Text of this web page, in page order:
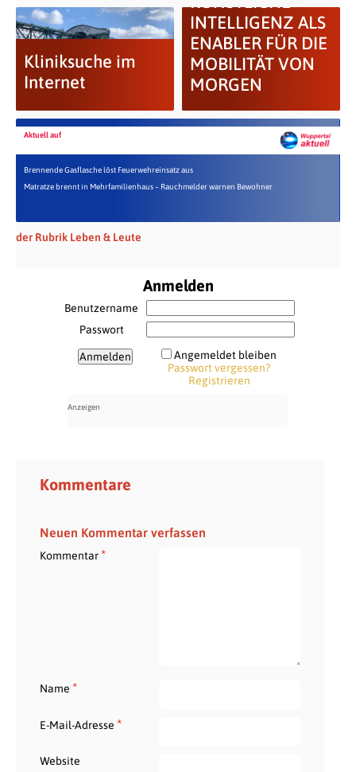
Kliniksuche im
Internet
INTELLIGENZ ALS
ENABLER FÜR DIE
MOBILITÄT VON
MORGEN
Aktuell auf
Brennende Gasflasche löst Feuerwehreinsatz aus
Matratze brennt in Mehrfamilienhaus – Rauchmelder warnen Bewohner
der Rubrik Leben & Leute
Anmelden
Benutzername
Passwort
Angemeldet bleiben
Passwort vergessen?
Registrieren
Kommentare
Neuen Kommentar verfassen
Kommentar*
Name *
E-Mail-Adresse *
Website